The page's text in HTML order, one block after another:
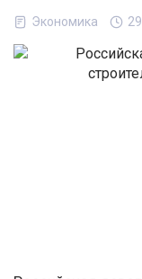
Экономика